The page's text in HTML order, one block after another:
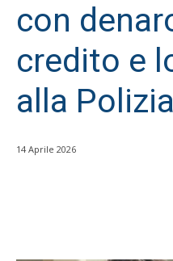
con
credito e
alla Polizia
14 Aprile 2026